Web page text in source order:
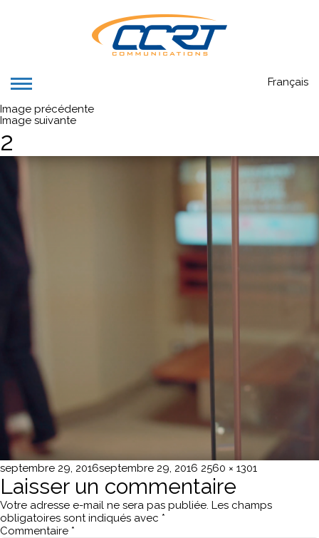
Français
Image précédente
Image suivante
2
Publié
le
septembre 29, 2016septembre 29, 2016 Taille
réelle
2560 × 1301
Laisser un commentaire
Votre adresse e-mail ne sera pas publiée. Les champs
obligatoires sont indiqués avec *
Commentaire *